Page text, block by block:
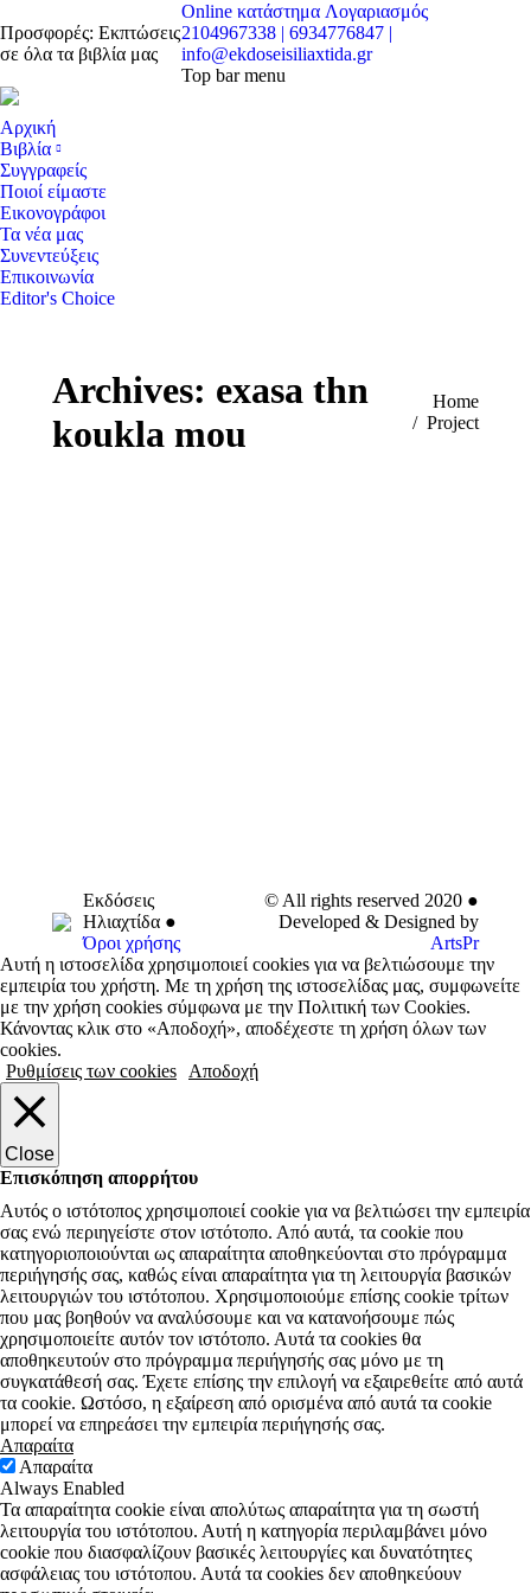
Προσφορές: Εκπτώσεις
σε όλα τα βιβλία μας
Online κατάστημα Λογαριασμός
2104967338 | 6934776847 |
info@ekdoseisiliaxtida.gr
Top bar menu
Αρχική
Βιβλία
Συγγραφείς
Ποιοί είμαστε
Εικονογράφοι
Τα νέα μας
Συνεντεύξεις
Επικοινωνία
Editor's Choice
Archives: exasa thn
koukla mou
You are here:
Home
Project
Εκδόσεις
Ηλιαχτίδα ●
Όροι χρήσης
© All rights reserved 2020 ●
Developed & Designed by
ArtsPr
Αυτή η ιστοσελίδα χρησιμοποιεί cookies για να βελτιώσουμε την
εμπειρία του χρήστη. Με τη χρήση της ιστοσελίδας μας, συμφωνείτε
με την χρήση cookies σύμφωνα με την Πολιτική των Cookies.
Κάνοντας κλικ στο «Αποδοχή», αποδέχεστε τη χρήση όλων των
cookies.
Ρυθμίσεις των cookies
Αποδοχή
Close
Επισκόπηση απορρήτου
Αυτός ο ιστότοπος χρησιμοποιεί cookie για να βελτιώσει την εμπειρία
σας ενώ περιηγείστε στον ιστότοπο. Από αυτά, τα cookie που
κατηγοριοποιούνται ως απαραίτητα αποθηκεύονται στο πρόγραμμα
περιήγησής σας, καθώς είναι απαραίτητα για τη λειτουργία βασικών
λειτουργιών του ιστότοπου. Χρησιμοποιούμε επίσης cookie τρίτων
που μας βοηθούν να αναλύσουμε και να κατανοήσουμε πώς
χρησιμοποιείτε αυτόν τον ιστότοπο. Αυτά τα cookies θα
αποθηκευτούν στο πρόγραμμα περιήγησής σας μόνο με τη
συγκατάθεσή σας. Έχετε επίσης την επιλογή να εξαιρεθείτε από αυτά
τα cookie. Ωστόσο, η εξαίρεση από ορισμένα από αυτά τα cookie
μπορεί να επηρεάσει την εμπειρία περιήγησής σας.
Απαραίτα
Απαραίτα
Always Enabled
Τα απαραίτητα cookie είναι απολύτως απαραίτητα για τη σωστή
λειτουργία του ιστότοπου. Αυτή η κατηγορία περιλαμβάνει μόνο
cookie που διασφαλίζουν βασικές λειτουργίες και δυνατότητες
ασφάλειας του ιστότοπου. Αυτά τα cookies δεν αποθηκεύουν